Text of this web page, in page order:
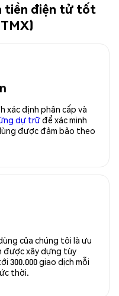
tiền điện tử tốt
xác định phân cấp và
dự trữđể xác minh
được đảm bảo theo
của chúng tôi là ưu
được xây dựng tùy
300.000 giao dịch mỗi
thời.